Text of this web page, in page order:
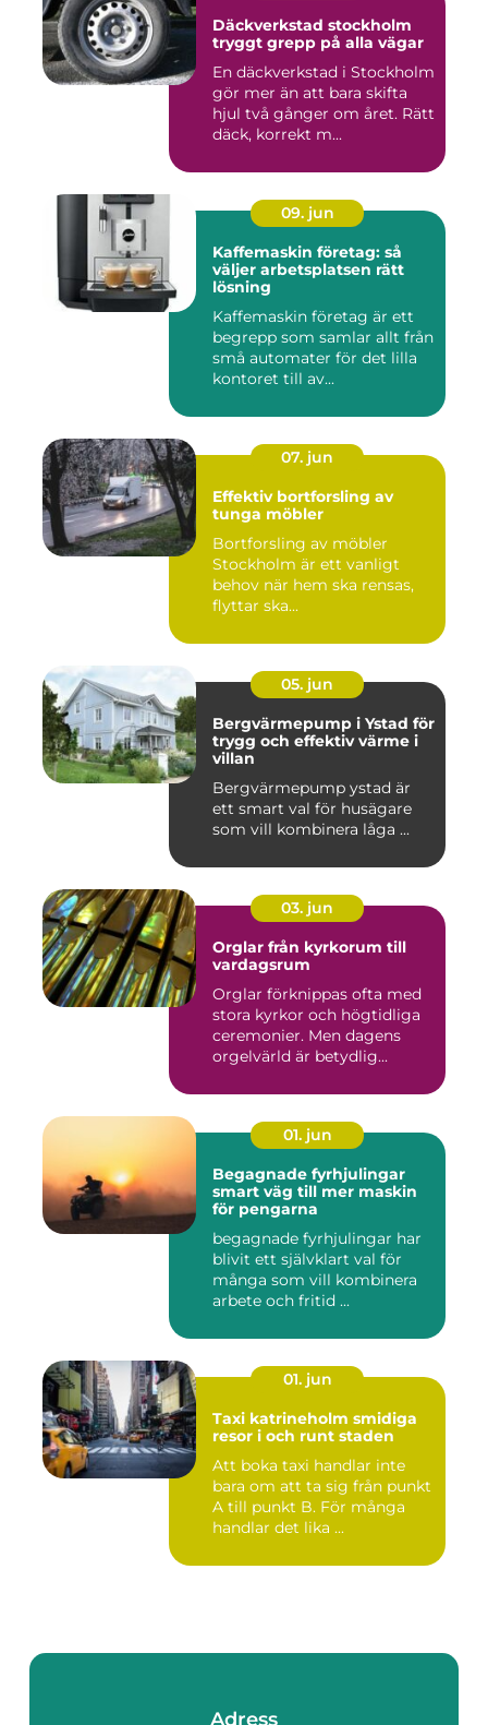
Däckverkstad stockholm
tryggt grepp på alla vägar
En däckverkstad i Stockholm
gör mer än att bara skifta
hjul två gånger om året. Rätt
däck, korrekt m...
09. jun
Kaffemaskin företag: så
väljer arbetsplatsen rätt
lösning
Kaffemaskin företag är ett
begrepp som samlar allt från
små automater för det lilla
kontoret till av...
07. jun
Effektiv bortforsling av
tunga möbler
Bortforsling av möbler
Stockholm är ett vanligt
behov när hem ska rensas,
flyttar ska...
05. jun
Bergvärmepump i Ystad för
trygg och effektiv värme i
villan
Bergvärmepump ystad är
ett smart val för husägare
som vill kombinera låga ...
03. jun
Orglar från kyrkorum till
vardagsrum
Orglar förknippas ofta med
stora kyrkor och högtidliga
ceremonier. Men dagens
orgelvärld är betydlig...
01. jun
Begagnade fyrhjulingar
smart väg till mer maskin
för pengarna
begagnade fyrhjulingar har
blivit ett självklart val för
många som vill kombinera
arbete och fritid ...
01. jun
Taxi katrineholm smidiga
resor i och runt staden
Att boka taxi handlar inte
bara om att ta sig från punkt
A till punkt B. För många
handlar det lika ...
Adress